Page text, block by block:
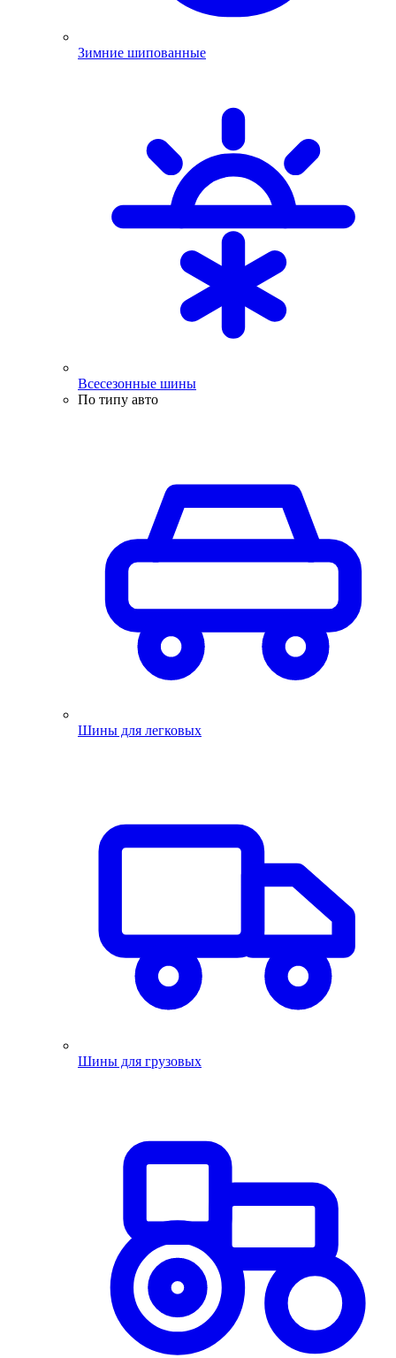
Зимние шипованные
Всесезонные шины
По типу авто
Шины для легковых
Шины для грузовых